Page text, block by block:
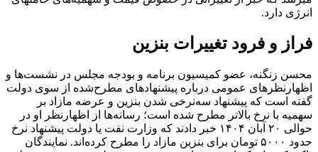
انرژی دارد.
فراز و فرود تغییرات بنزین
محسن زنگنه، عضو کمیسیون برنامه و بودجه مجلس در نشست‌ها و
اظهارنظرهای عمومی درباره پیشنهادهای مطرح‌شده از سوی دولت
گفته است که پیشنهاد سه‌نرخی شدن بنزین و عرضه مازاد بر
سهمیه با نرخ بالاتر مطرح شده است؛ رسانه‌ها از اظهارنظر او در
حوالی ۲۰ آبان ۱۴۰۴ خبر دادند که وزارت نفت یا دولت پیشنهاد نرخ
حدود ۵۰۰۰ تومان برای بنزین مازاد را مطرح کرده‌اند. نمایندگان